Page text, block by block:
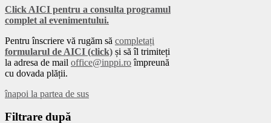
Click AICI pentru a consulta programul
complet al evenimentului.
Pentru înscriere vă rugăm să completați
formularul de AICI (click) și să îl trimiteți
la adresa de mail office@inppi.roîmpreună
cu dovada plății.
înapoi la partea de sus
Filtrare după